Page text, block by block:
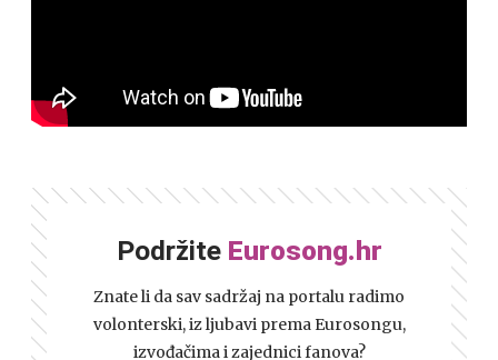
Podržite Eurosong.hr
Znate li da sav sadržaj na portalu radimo
volonterski, iz ljubavi prema Eurosongu,
izvođačima i zajednici fanova?